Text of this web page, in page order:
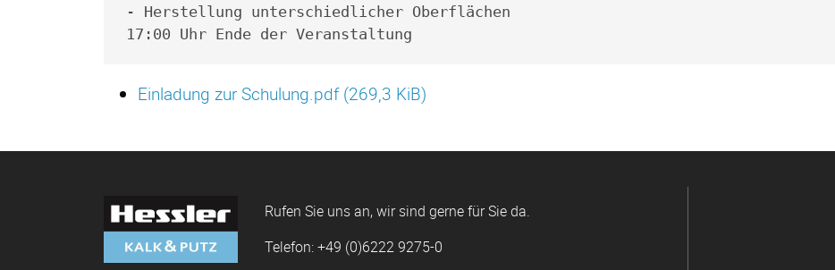
- Herstellung unterschiedlicher Oberflächen
17:00 Uhr Ende der Veranstaltung
Einladung zur Schulung.pdf(269,3 KiB)
Rufen Sie uns an, wir sind gerne für Sie da.
Telefon: +49 (0)6222 9275-0